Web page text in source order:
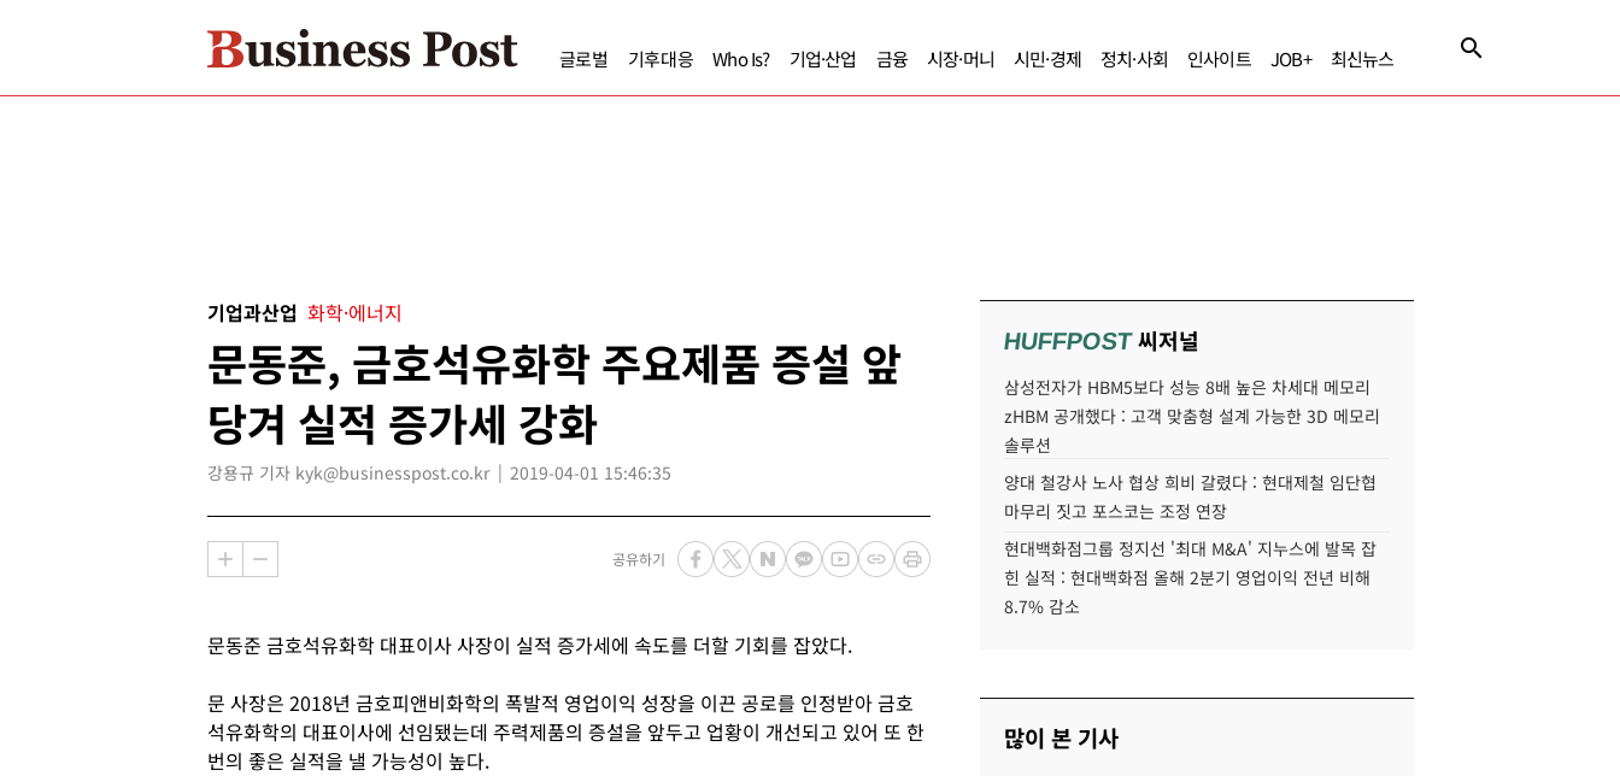
글로벌 기후대응 Who Is? 기업·산업 금융 시장·머니 시민·경제 정치·사회 인사이트 JOB+ 최신뉴스
기업과산업 화학·에너지
문동준, 금호석유화학 주요제품 증설 앞
당겨 실적 증가세 강화
강용규 기자 kyk@businesspost.co.kr 2019-04-01 15:46:35
공유하기
문동준 금호석유화학 대표이사 사장이 실적 증가세에 속도를 더할 기회를 잡았다.
문 사장은 2018년 금호피앤비화학의 폭발적 영업이익 성장을 이끈 공로를 인정받아 금호
석유화학의 대표이사에 선임됐는데 주력제품의 증설을 앞두고 업황이 개선되고 있어 또 한
번의 좋은 실적을 낼 가능성이 높다.
HUFFPOST씨저널
삼성전자가 HBM5보다 성능 8배 높은 차세대 메모리
zHBM 공개했다 : 고객 맞춤형 설계 가능한 3D 메모리
솔루션
양대 철강사 노사 협상 희비 갈렸다 : 현대제철 임단협
마무리 짓고 포스코는 조정 연장
현대백화점그룹 정지선 '최대 M&A' 지누스에 발목 잡
힌 실적 : 현대백화점 올해 2분기 영업이익 전년 비해
8.7% 감소
많이 본 기사